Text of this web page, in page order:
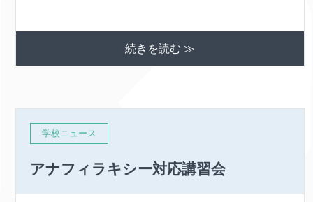
続きを読む ≫
学校ニュース
アナフィラキシー対応講習会